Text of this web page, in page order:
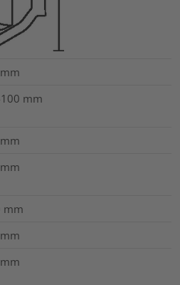
mm
mm
mm
mm
mm
mm
mm